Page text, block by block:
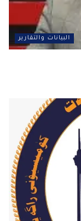
البيانات والتقارير